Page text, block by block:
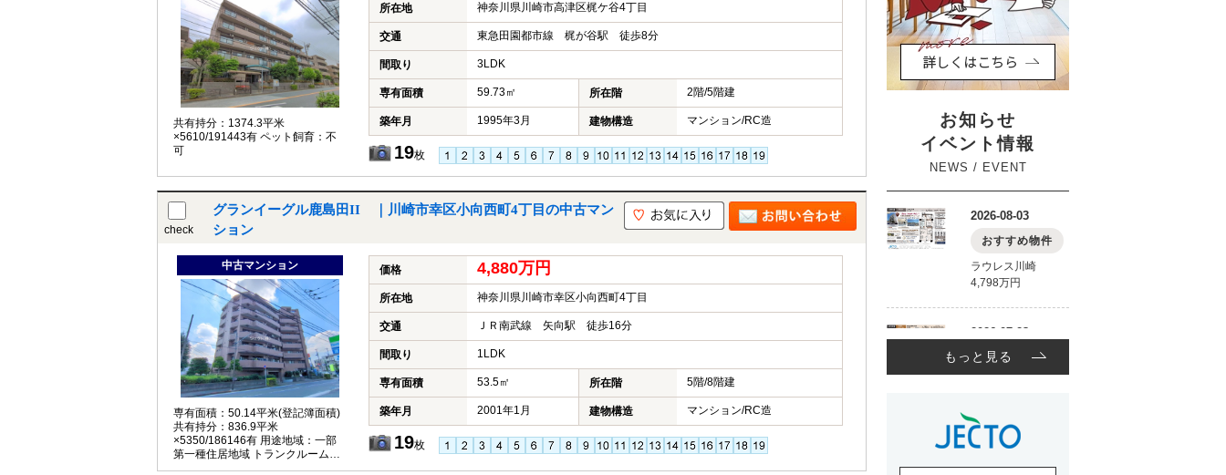
共有持分：1374.3平米
×5610/191443有 ペット飼育：不
可
所在地 神奈川県川崎市高津区梶ケ谷4丁目
交通 東急田園都市線 梶が谷駅 徒歩8分
間取り 3LDK
専有面積 59.73㎡ 所在階 2階/5階建
築年月 1995年3月 建物構造 マンション/RC造
19枚
check
グランイーグル鹿島田II ｜川崎市幸区小向西町4丁目の中古マン
ション
中古マンション
専有面積：50.14平米(登記簿面積)
共有持分：836.9平米
×5350/186146有 用途地域：一部
第一種住居地域 トランクルーム：1
区画付(無償) 事務所利用不可 民泊
価格 4,880万円
所在地 神奈川県川崎市幸区小向西町4丁目
交通 ＪＲ南武線 矢向駅 徒歩16分
間取り 1LDK
専有面積 53.5㎡ 所在階 5階/8階建
築年月 2001年1月 建物構造 マンション/RC造
19枚
お知らせ
イベント情報
NEWS / EVENT
もっと見る